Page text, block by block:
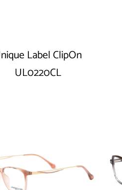
Label ClipOn
UL0220CL